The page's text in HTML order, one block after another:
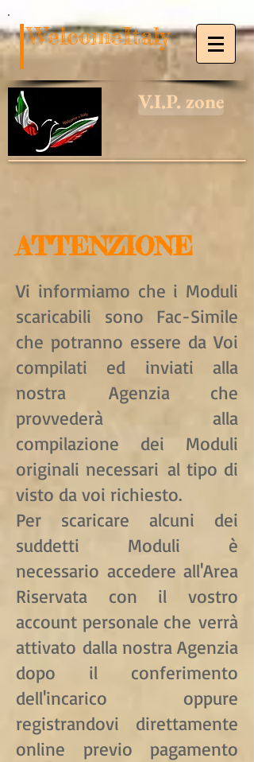
WelcomeItaly
V.I.P. zone
ATTENZIONE
Vi informiamo che i Moduli
scaricabili sono Fac-Simile
che potranno essere da Voi
compilati ed inviati alla
nostra Agenzia che
provvederà alla
compilazione dei Moduli
originali necessari al tipo di
visto da voi richiesto.
Per scaricare alcuni dei
suddetti Moduli è
necessario accedere all'Area
Riservata con il vostro
account personale che verrà
attivato dalla nostra Agenzia
dopo il conferimento
dell'incarico oppure
registrandovi direttamente
online previo pagamento